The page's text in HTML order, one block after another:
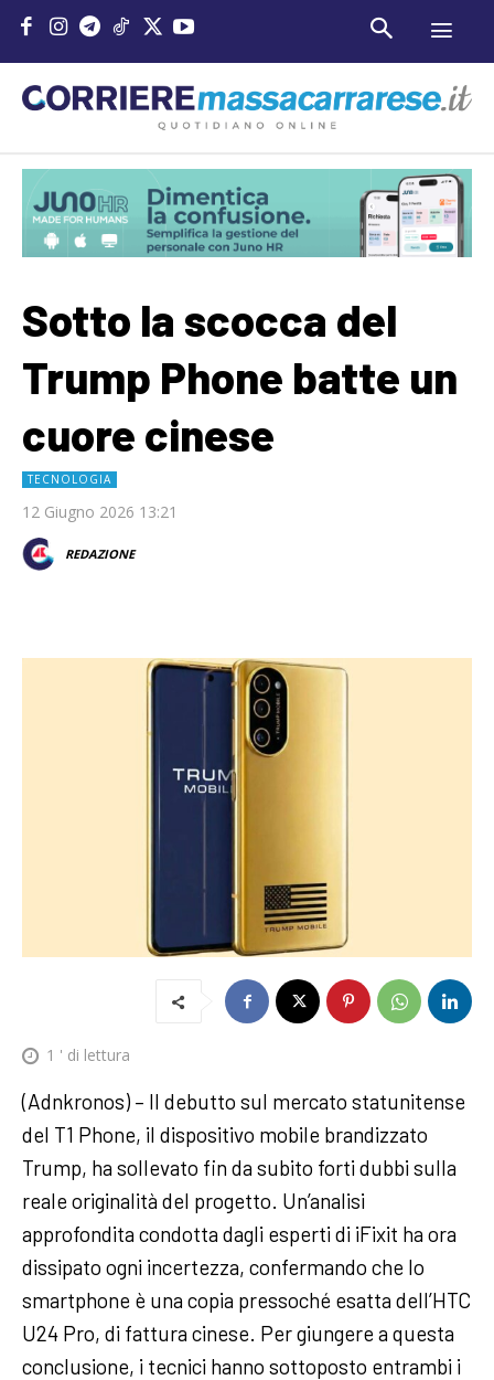
Sotto la scocca del
Trump Phone batte un
cuore cinese
TECNOLOGIA
12 Giugno 2026 13:21
REDAZIONE
1 ' di lettura
(Adnkronos) – Il debutto sul mercato statunitense
del T1 Phone, il dispositivo mobile brandizzato
Trump, ha sollevato fin da subito forti dubbi sulla
reale originalità del progetto. Un’analisi
approfondita condotta dagli esperti di iFixit ha ora
dissipato ogni incertezza, confermando che lo
smartphone è una copia pressoché esatta dell’HTC
U24 Pro, di fattura cinese. Per giungere a questa
conclusione, i tecnici hanno sottoposto entrambi i